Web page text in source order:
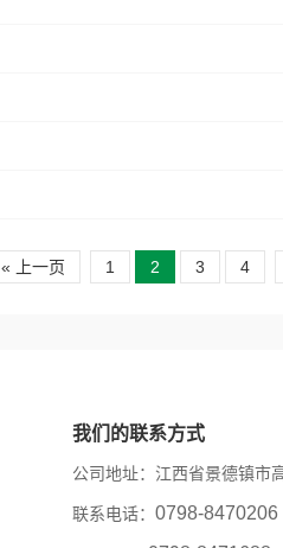
« 上一页 1 2 3 4
我们的联系方式
公司地址：江西省景德镇市
联系电话： 0798-8470206